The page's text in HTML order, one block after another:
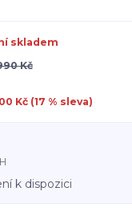
skladem
Kč
Kč (17 % sleva)
k dispozici